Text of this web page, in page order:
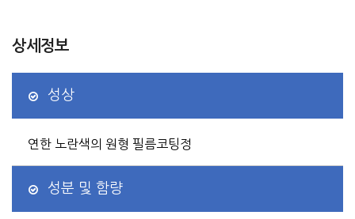
상세정보
성상
연한 노란색의 원형 필름코팅정
성분 및 함량